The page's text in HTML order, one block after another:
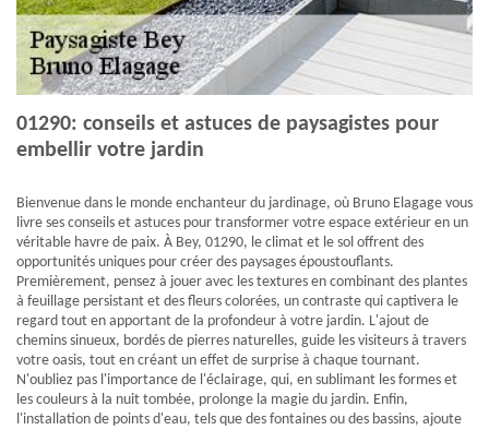
01290: conseils et astuces de paysagistes pour
embellir votre jardin
Bienvenue dans le monde enchanteur du jardinage, où Bruno Elagage vous
livre ses conseils et astuces pour transformer votre espace extérieur en un
véritable havre de paix. À Bey, 01290, le climat et le sol offrent des
opportunités uniques pour créer des paysages époustouflants.
Premièrement, pensez à jouer avec les textures en combinant des plantes
à feuillage persistant et des fleurs colorées, un contraste qui captivera le
regard tout en apportant de la profondeur à votre jardin. L'ajout de
chemins sinueux, bordés de pierres naturelles, guide les visiteurs à travers
votre oasis, tout en créant un effet de surprise à chaque tournant.
N'oubliez pas l'importance de l'éclairage, qui, en sublimant les formes et
les couleurs à la nuit tombée, prolonge la magie du jardin. Enfin,
l'installation de points d'eau, tels que des fontaines ou des bassins, ajoute